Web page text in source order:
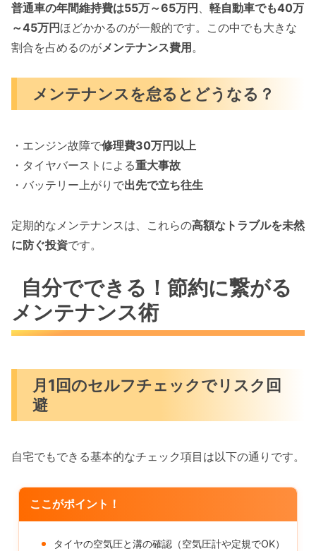
普通車の年間維持費は55万～65万円 、 軽自動車でも40万
～45万円 ほどかかるのが一般的です。この中でも大きな
割合を占めるのがメンテナンス費用 。
メンテナンスを怠るとどうなる？
・エンジン故障で修理費30万円以上
・タイヤバーストによる重大事故
・バッテリー上がりで出先で立ち往生
定期的なメンテナンスは、これらの高額なトラブルを未然
に防ぐ投資です。
自分でできる！節約に繋がる
メンテナンス術
月1回のセルフチェックでリスク回
避
自宅でもできる基本的なチェック項目は以下の通りです。
ここがポイント！
タイヤの空気圧と溝の確認（空気圧計や定規でOK）